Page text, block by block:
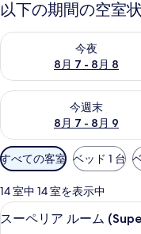
リ
以下の期間の空室
今夜
8月 7 - 8月 8
今夜 8月 7 - 8月 8 の空室
今週末
8月 7 - 8月 9
今週末 8月 7 - 8月 9 の空
利
用
可
能
な
すべての客室 ベッド 1 台
14 室中 14 室を表示中
ス 5
スーペリア ルーム